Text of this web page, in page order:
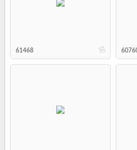
b
61468